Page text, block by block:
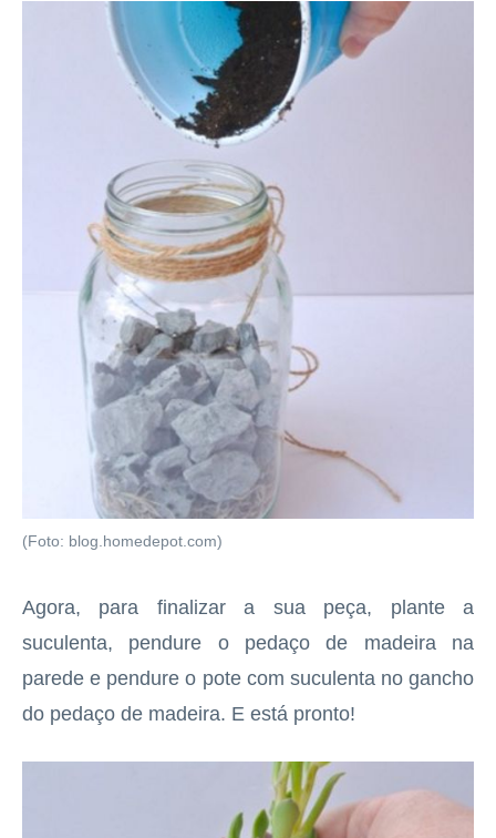
(Foto: blog.homedepot.com)
Agora, para finalizar a sua peça, plante a
suculenta, pendure o pedaço de madeira na
parede e pendure o pote com suculenta no gancho
do pedaço de madeira. E está pronto!